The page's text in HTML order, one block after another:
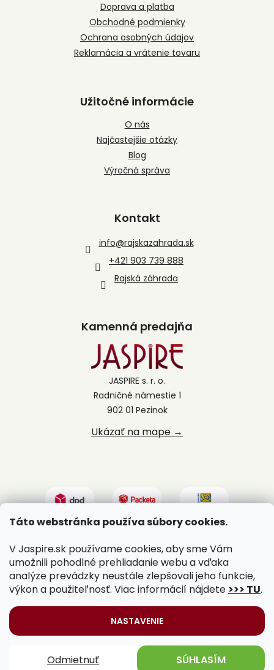
Táto webstránka používa súbory cookies.
V Jaspire.sk používame cookies, aby sme Vám
umožnili pohodlné prehliadanie webu a vďaka
analýze prevádzky neustále zlepšovali jeho funkcie,
výkon a použiteľnosť. Viac informácií nájdete >>> TU.
NASTAVENIE
Odmietnuť SÚHLASÍM
Doprava a platba
Obchodné podmienky
Ochrana osobných údajov
Reklamácia a vrátenie tovaru
Užitočné informácie
O nás
Najčastejšie otázky
Blog
Výročná správa
Kontakt
info@rajskazahrada.sk
+421 903 739 888
Rajská záhrada
Kamenná predajňa
JASPIRE s. r. o.
Radničné námestie 1
902 01 Pezinok
Ukázať na mape →
Jaspire.sk. Všetky práva vyhradené.
Upraviť nastavenie cookies